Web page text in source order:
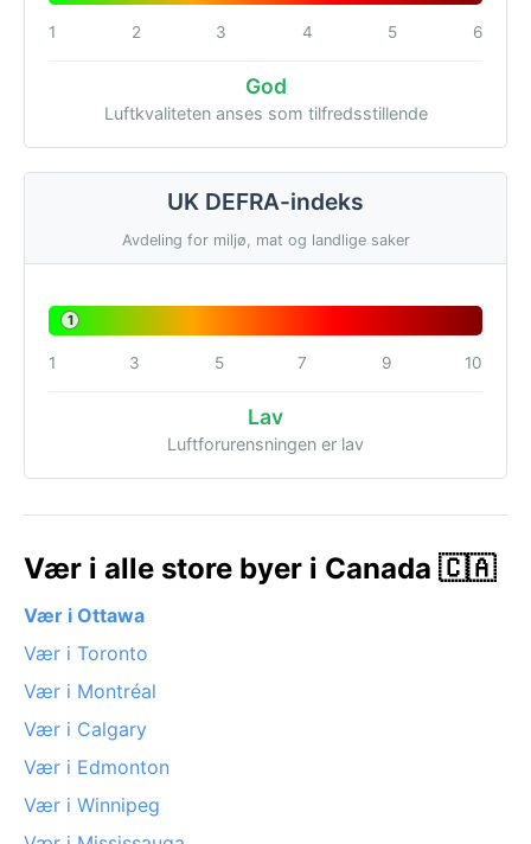
1 2 3 4 5 6
God
Luftkvaliteten anses som tilfredsstillende
UK DEFRA-indeks
Avdeling for miljø, mat og landlige saker
1
1 3 5 7 9 10
Lav
Luftforurensningen er lav
Vær i alle store byer i Canada 🇨🇦
Vær i Ottawa
Vær i Toronto
Vær i Montréal
Vær i Calgary
Vær i Edmonton
Vær i Winnipeg